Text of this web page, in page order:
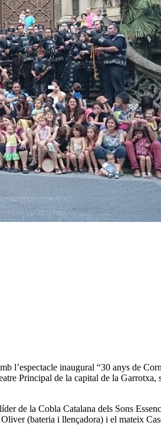
l’espectacle inaugural “30 anys de
Principal de la capital de la
de la Cobla Catalana dels Sons
(bateria i llençadora) i el mateix